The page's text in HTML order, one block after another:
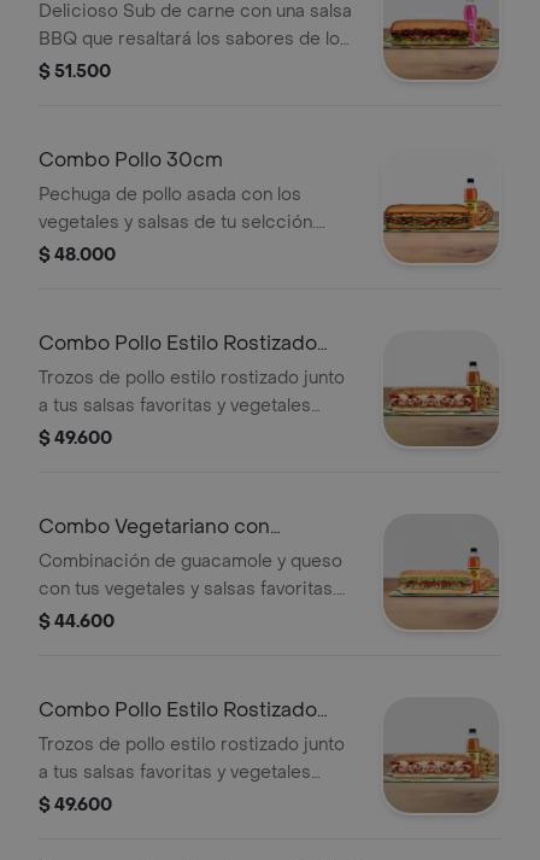
Delicioso Sub de carne con una salsa
BBQ que resaltará los sabores de los
vegetales que elijas. Llévalo combo
$ 51.500
Combo Pollo 30cm
Pechuga de pollo asada con los
vegetales y salsas de tu selcción.
Llévalo combo con bebida más
$ 48.000
Combo Pollo Estilo Rostizado
30cm
Trozos de pollo estilo rostizado junto
a tus salsas favoritas y vegetales
frescos. Llévalo combo con bebida
$ 49.600
Combo Vegetariano con
Guacamole 30cm
Combinación de guacamole y queso
con tus vegetales y salsas favoritas.
Llévalo combo con bebida más
$ 44.600
Combo Pollo Estilo Rostizado
Footlong
Trozos de pollo estilo rostizado junto
a tus salsas favoritas y vegetales
frescos. Llévalo combo con bebida
$ 49.600